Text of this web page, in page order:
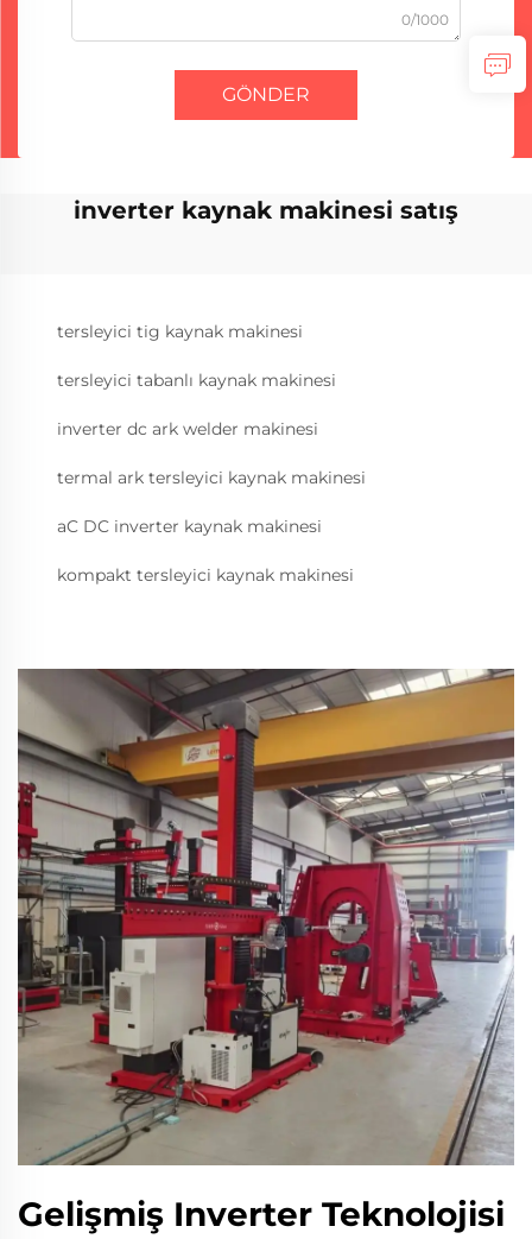
0/1000
GÖNDER
inverter kaynak makinesi satış
tersleyici tig kaynak makinesi
tersleyici tabanlı kaynak makinesi
inverter dc ark welder makinesi
termal ark tersleyici kaynak makinesi
aC DC inverter kaynak makinesi
kompakt tersleyici kaynak makinesi
Gelişmiş Inverter Teknolojisi